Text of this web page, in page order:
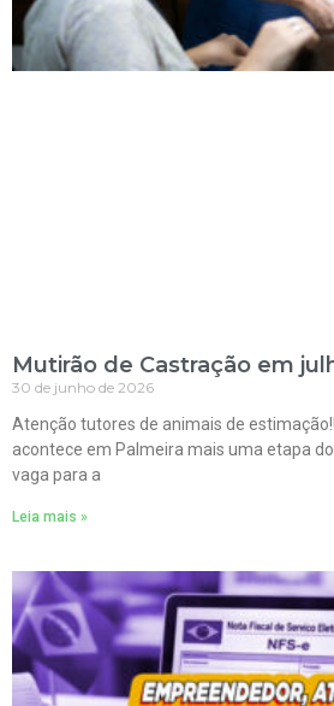
Mutirão de Castração em
30 de junho de 2026
Atenção tutores de animais de
acontece em Palmeira mais uma etapa
vaga para a
Leia mais »